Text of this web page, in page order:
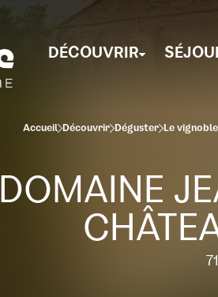
DÉCOUVRIR
Accueil Découvrir Déguster Le vignoble
DOMAINE